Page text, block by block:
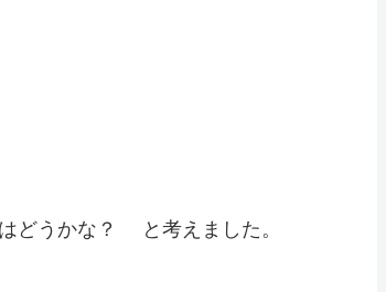
どうかな？ と考えました。